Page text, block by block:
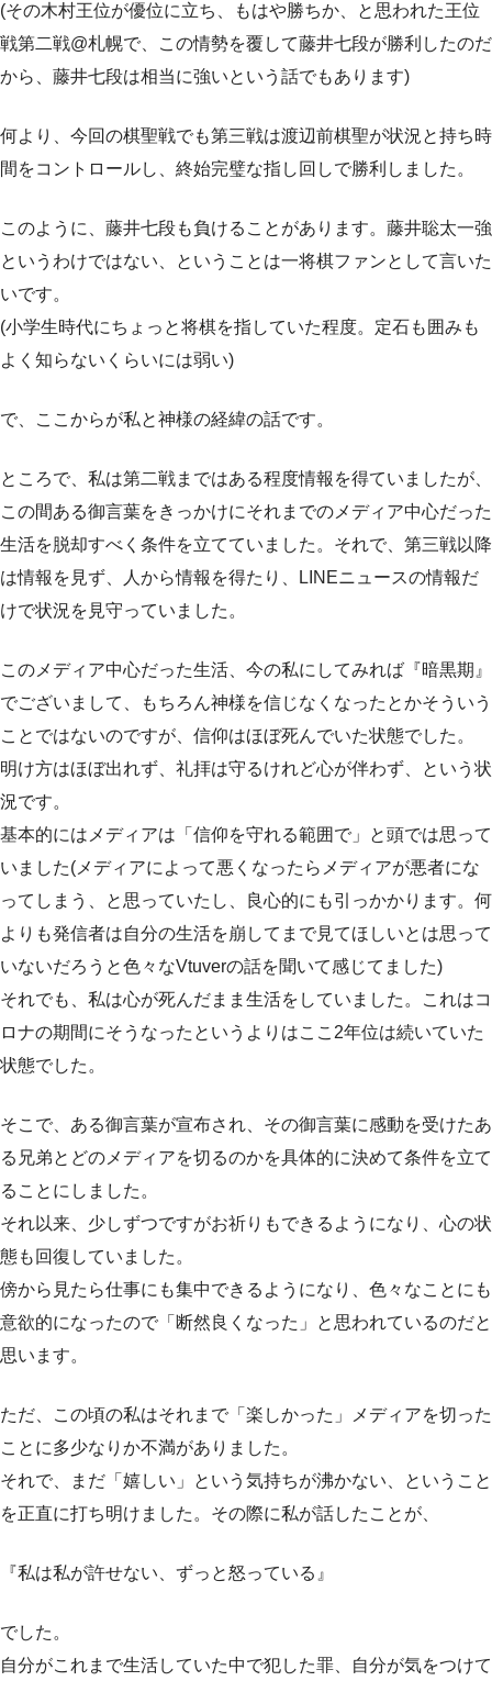
(その木村王位が優位に立ち、もはや勝ちか、と思われた王位
戦第二戦@札幌で、この情勢を覆して藤井七段が勝利したのだ
から、藤井七段は相当に強いという話でもあります)
何より、今回の棋聖戦でも第三戦は渡辺前棋聖が状況と持ち時
間をコントロールし、終始完璧な指し回しで勝利しました。
このように、藤井七段も負けることがあります。藤井聡太一強
というわけではない、ということは一将棋ファンとして言いた
いです。
(小学生時代にちょっと将棋を指していた程度。定石も囲みも
よく知らないくらいには弱い)
で、ここからが私と神様の経緯の話です。
ところで、私は第二戦まではある程度情報を得ていましたが、
この間ある御言葉をきっかけにそれまでのメディア中心だった
生活を脱却すべく条件を立てていました。それで、第三戦以降
は情報を見ず、人から情報を得たり、LINEニュースの情報だ
けで状況を見守っていました。
このメディア中心だった生活、今の私にしてみれば『暗黒期』
でございまして、もちろん神様を信じなくなったとかそういう
ことではないのですが、信仰はほぼ死んでいた状態でした。
明け方はほぼ出れず、礼拝は守るけれど心が伴わず、という状
況です。
基本的にはメディアは「信仰を守れる範囲で」と頭では思って
いました(メディアによって悪くなったらメディアが悪者にな
ってしまう、と思っていたし、良心的にも引っかかります。何
よりも発信者は自分の生活を崩してまで見てほしいとは思って
いないだろうと色々なVtuverの話を聞いて感じてました)
それでも、私は心が死んだまま生活をしていました。これはコ
ロナの期間にそうなったというよりはここ2年位は続いていた
状態でした。
そこで、ある御言葉が宣布され、その御言葉に感動を受けたあ
る兄弟とどのメディアを切るのかを具体的に決めて条件を立て
ることにしました。
それ以来、少しずつですがお祈りもできるようになり、心の状
態も回復していました。
傍から見たら仕事にも集中できるようになり、色々なことにも
意欲的になったので「断然良くなった」と思われているのだと
思います。
ただ、この頃の私はそれまで「楽しかった」メディアを切った
ことに多少なりか不満がありました。
それで、まだ「嬉しい」という気持ちが沸かない、ということ
を正直に打ち明けました。その際に私が話したことが、
『私は私が許せない、ずっと怒っている』
でした。
自分がこれまで生活していた中で犯した罪、自分が気をつけて